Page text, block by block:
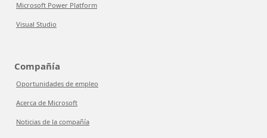
Microsoft Power Platform
Visual Studio
Compañía
Oportunidades de empleo
Acerca de Microsoft
Noticias de la compañía